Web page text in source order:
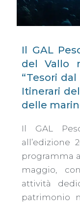
Il GAL
del Vallo
“Tesori
Itinerari
delle
Il GAL
all’edizione
programma a
maggio,
attività
patrimonio